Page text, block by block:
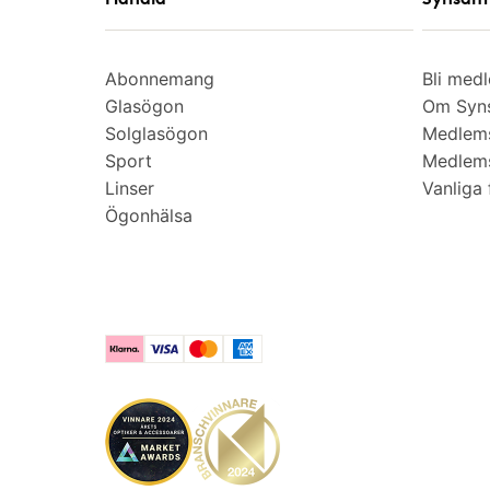
Abonnemang
Glasögon
Solglasögon
Sport
Linser
Ögonhälsa
Bli
Om
Vanliga
KlarnaVisa MastercardAmerican Express